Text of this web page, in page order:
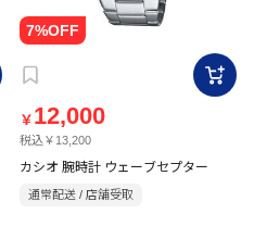
￥ 12,000
税込￥13,200
カシオ 腕時計 ウェーブセプター
通常配送 / 店舗受取